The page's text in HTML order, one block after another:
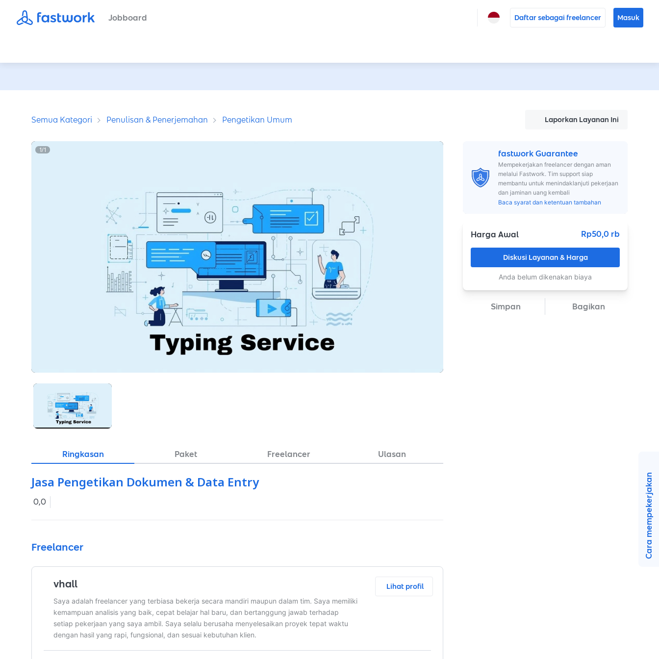
Jobboard Daftar sebagai freelancer Masuk
Semua Kategori Penulisan & Penerjemahan Pengetikan Umum Laporkan Layanan Ini
1/1
Ringkasan Paket Freelancer Ulasan
Jasa Pengetikan Dokumen & Data Entry
0,0
Freelancer
vhall
Saya adalah freelancer yang terbiasa bekerja secara mandiri maupun dalam tim. Saya memiliki
kemampuan analisis yang baik, cepat belajar hal baru, dan bertanggung jawab terhadap
setiap pekerjaan yang saya ambil. Saya selalu berusaha menyelesaikan proyek tepat waktu
dengan hasil yang rapi, fungsional, dan sesuai kebutuhan klien.
Lihat profil
fastwork Guarantee
Mempekerjakan freelancer dengan aman
melalui Fastwork. Tim support siap
membantu untuk menindaklanjuti pekerjaan
dan jaminan uang kembali
Baca syarat dan ketentuan tambahan
Harga Awal Rp50,0 rb
Diskusi Layanan & Harga
Anda belum dikenakan biaya
Simpan Bagikan
Cara mempekerjakan